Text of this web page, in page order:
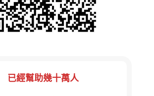
已經幫助幾十萬人